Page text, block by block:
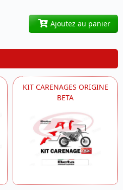
Ajoutez au panier
KIT CARENAGES ORIGINE
BETA